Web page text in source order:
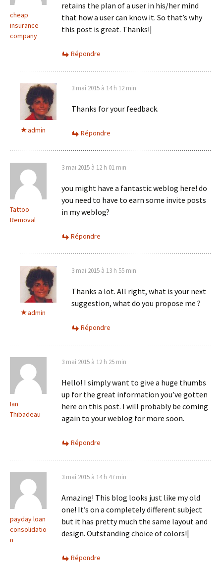
cheap
insurance
company
retains the plan of a user in his/her mind
that how a user can know it. So that’s why
this post is great. Thanks!|
Répondre
admin
3 mai 2015 à 14 h 12 min
Thanks for your feedback.
Répondre
Tattoo
Removal
3 mai 2015 à 12 h 01 min
you might have a fantastic weblog here! do
you need to have to earn some invite posts
in my weblog?
Répondre
admin
3 mai 2015 à 13 h 55 min
Thanks a lot. All right, what is your next
suggestion, what do you propose me ?
Répondre
Ian
Thibadeau
3 mai 2015 à 12 h 25 min
Hello! I simply want to give a huge thumbs
up for the great information you’ve gotten
here on this post. I will probably be coming
again to your weblog for more soon.
Répondre
payday loan
consolidatio
n
3 mai 2015 à 14 h 47 min
Amazing! This blog looks just like my old
one! It’s on a completely different subject
but it has pretty much the same layout and
design. Outstanding choice of colors!|
Répondre